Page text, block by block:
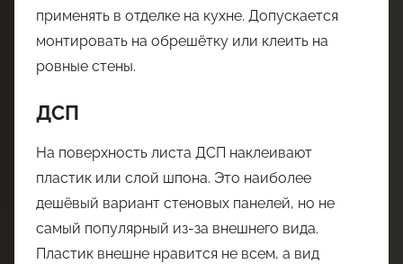
применять в отделке на кухне. Допускается
монтировать на обрешётку или клеить на
ровные стены.
ДСП
На поверхность листа ДСП наклеивают
пластик или слой шпона. Это наиболее
дешёвый вариант стеновых панелей, но не
самый популярный из-за внешнего вида.
Пластик внешне нравится не всем, а вид